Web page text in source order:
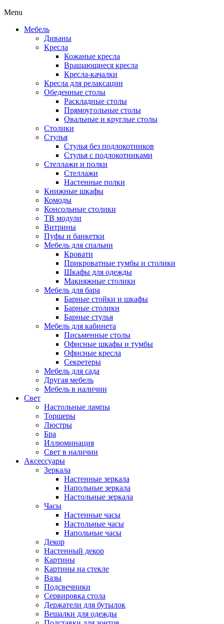
Menu
Мебель
Диваны
Кресла
Кожаные кресла
Вращающиеся кресла
Кресла-качалки
Кресла для релаксации
Обеденные столы
Раскладные столы
Прямоугольные столы
Овальные и круглые столы
Столики
Стулья
Стулья без подлокотников
Стулья с подлокотниками
Стеллажи и полки
Стеллажи
Настенные полки
Книжные шкафы
Комоды
Консольные столики
ТВ модули
Витрины
Пуфы и банкетки
Мебель для спальни
Кровати
Прикроватные тумбы и столики
Шкафы для одежды
Макияжные столики
Мебель для бара
Барные стойки и шкафы
Барные столики
Барные стулья
Мебель для кабинета
Письменные столы
Офисные шкафы и тумбы
Офисные кресла
Секретеры
Мебель для сада
Другая мебель
Мебель в наличии
Свет
Настольные лампы
Торшеры
Люстры
Бра
Иллюминация
Свет в наличии
Аксессуары
Зеркала
Настенные зеркала
Напольные зеркала
Настольные зеркала
Часы
Настенные часы
Настольные часы
Напольные часы
Декор
Настенный декор
Картины
Картины на стекле
Вазы
Подсвечники
Сервировка стола
Держатели для бутылок
Вешалки для одежды